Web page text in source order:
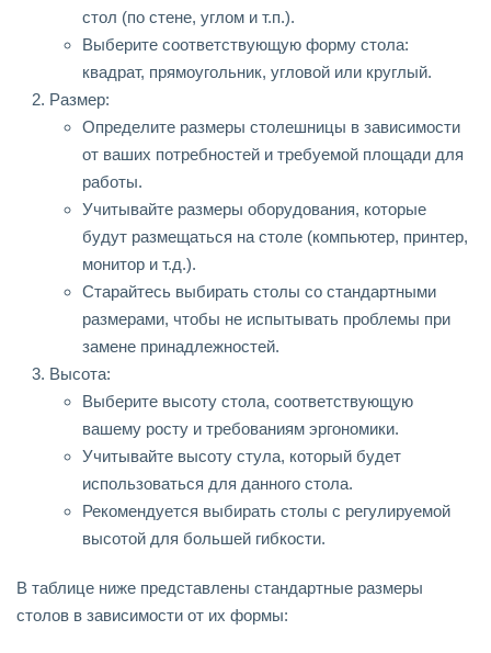
стол (по стене, углом и т.п.).
Выберите соответствующую форму стола:
квадрат, прямоугольник, угловой или круглый.
Размер:
Определите размеры столешницы в зависимости
от ваших потребностей и требуемой площади для
работы.
Учитывайте размеры оборудования, которые
будут размещаться на столе (компьютер, принтер,
монитор и т.д.).
Старайтесь выбирать столы со стандартными
размерами, чтобы не испытывать проблемы при
замене принадлежностей.
Высота:
Выберите высоту стола, соответствующую
вашему росту и требованиям эргономики.
Учитывайте высоту стула, который будет
использоваться для данного стола.
Рекомендуется выбирать столы с регулируемой
высотой для большей гибкости.
В таблице ниже представлены стандартные размеры
столов в зависимости от их формы: